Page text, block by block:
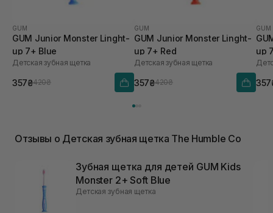
GUM
GUM Junior Monster Linght-
up 7+ Blue
Детская зубная щетка
357₴420₴
GUM
GUM Junior Monster Linght-
up 7+ Red
Детская зубная щетка
357₴420₴
GUM
up
Отзывы о Детская зубная щетка The Humble Co
Зубная щетка для детей GUM Kids
Monster 2+ Soft Blue
Детская зубная щетка